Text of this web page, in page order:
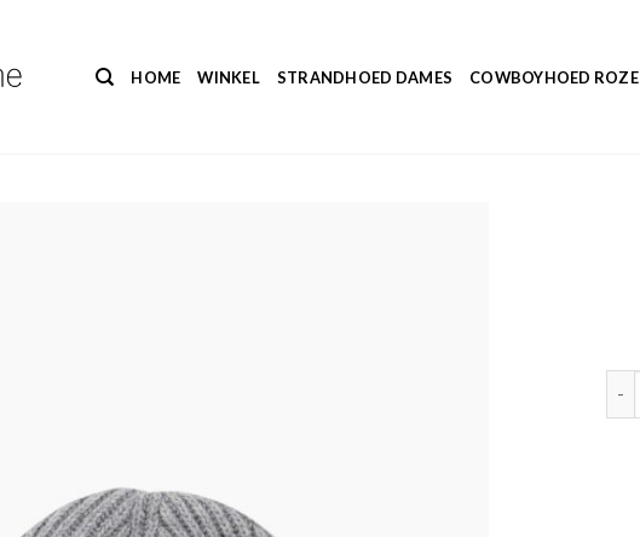
HOME WINKEL STRANDHOED DAMES COWBOYHOED ROZE